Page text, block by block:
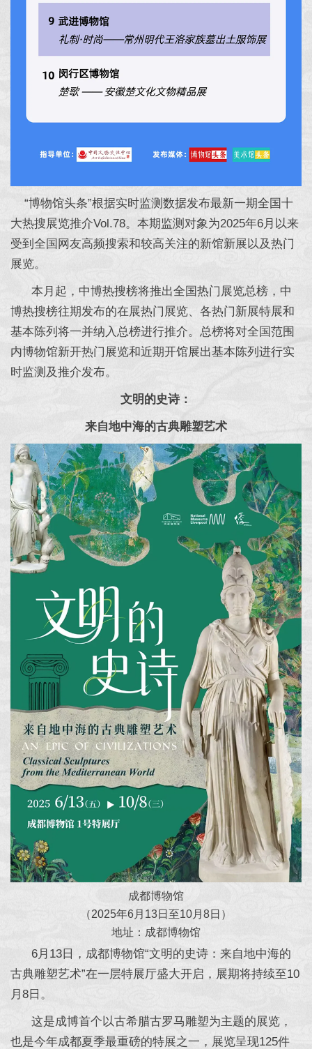
“博物馆头条”根据实时监测数据发布最新一期全国十
大热搜展览推介Vol.78。本期监测对象为2025年6月以来
受到全国网友高频搜索和较高关注的新馆新展以及热门
展览。
本月起，中博热搜榜将推出全国热门展览总榜，中
博热搜榜往期发布的在展热门展览、各热门新展特展和
基本陈列将一并纳入总榜进行推介。总榜将对全国范围
内博物馆新开热门展览和近期开馆展出基本陈列进行实
时监测及推介发布。
文明的史诗：
来自地中海的古典雕塑艺术
成都博物馆
（2025年6月13日至10月8日）
地址：成都博物馆
6月13日，成都博物馆“文明的史诗：来自地中海的
古典雕塑艺术”在一层特展厅盛大开启，展期将持续至10
月8日。
这是成博首个以古希腊古罗马雕塑为主题的展览，
也是今年成都夏季最重磅的特展之一，展览呈现125件